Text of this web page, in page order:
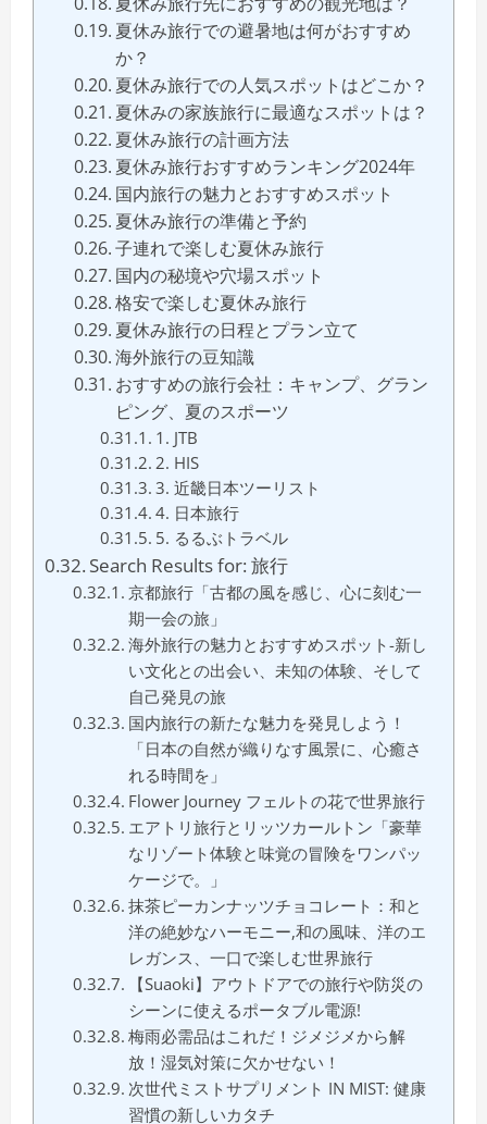
夏休み旅行での避暑地は何がおすすめ
か？
夏休み旅行での人気スポットはどこか？
夏休みの家族旅行に最適なスポットは？
夏休み旅行の計画方法
夏休み旅行おすすめランキング2024年
国内旅行の魅力とおすすめスポット
夏休み旅行の準備と予約
子連れで楽しむ夏休み旅行
国内の秘境や穴場スポット
格安で楽しむ夏休み旅行
夏休み旅行の日程とプラン立て
海外旅行の豆知識
おすすめの旅行会社：キャンプ、グラン
ピング、夏のスポーツ
1. JTB
2. HIS
3. 近畿日本ツーリスト
4. 日本旅行
5. るるぶトラベル
Search Results for: 旅行
京都旅行「古都の風を感じ、心に刻む一
期一会の旅」
海外旅行の魅力とおすすめスポット-新し
い文化との出会い、未知の体験、そして
自己発見の旅
国内旅行の新たな魅力を発見しよう！
「日本の自然が織りなす風景に、心癒さ
れる時間を」
Flower Journey フェルトの花で世界旅行
エアトリ旅行とリッツカールトン「豪華
なリゾート体験と味覚の冒険をワンパッ
ケージで。」
抹茶ピーカンナッツチョコレート：和と
洋の絶妙なハーモニー,和の風味、洋のエ
レガンス、一口で楽しむ世界旅行
【Suaoki】アウトドアでの旅行や防災の
シーンに使えるポータブル電源!
梅雨必需品はこれだ！ジメジメから解
放！湿気対策に欠かせない！
次世代ミストサプリメント IN MIST: 健康
習慣の新しいカタチ